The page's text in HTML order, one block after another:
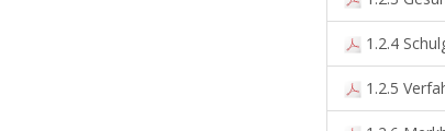
1.2.4
1.2.5